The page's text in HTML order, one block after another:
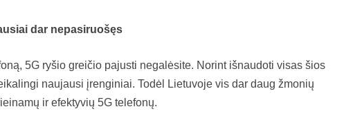
dar nepasiruošęs
5G ryšio greičio pajusti negalėsite. Norint išnaudoti visas šios
naujausi įrenginiai. Todėl Lietuvoje vis dar daug žmonių
ir efektyvių 5G telefonų.